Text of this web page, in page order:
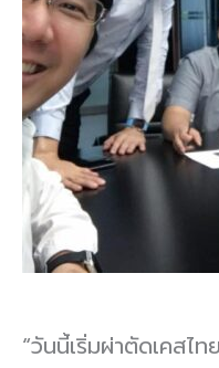
“วันนี้เริ่มผ่าตัดเคสไ